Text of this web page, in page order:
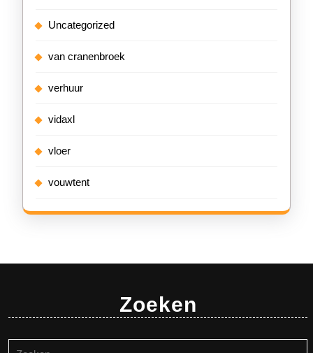
Uncategorized
van cranenbroek
verhuur
vidaxl
vloer
vouwtent
Zoeken